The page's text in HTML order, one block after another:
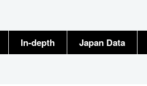
In-depth Japan Data